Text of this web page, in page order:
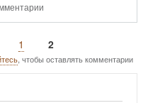
Page
1
Текущая
страница
2
, чтобы оставлять комментарии